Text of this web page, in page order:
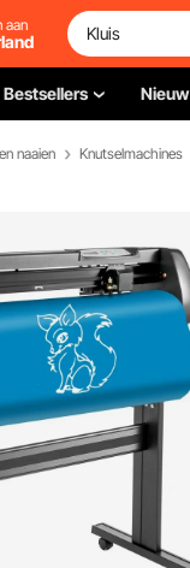
aan
Bestsellers Nieuw
naaien Knutselmachines